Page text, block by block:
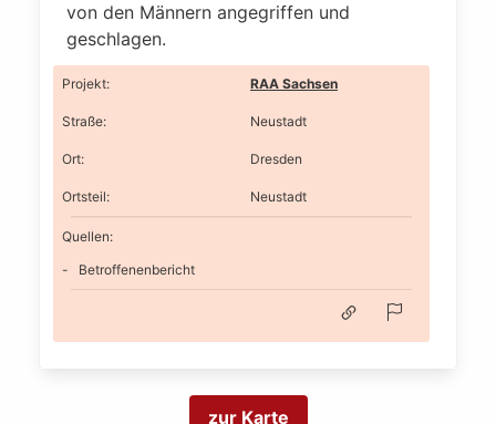
von den Männern angegriffen und
geschlagen.
Projekt: RAA Sachsen
Straße: Neustadt
Ort: Dresden
Ortsteil: Neustadt
Quellen:
Betroffenenbericht
zur Karte